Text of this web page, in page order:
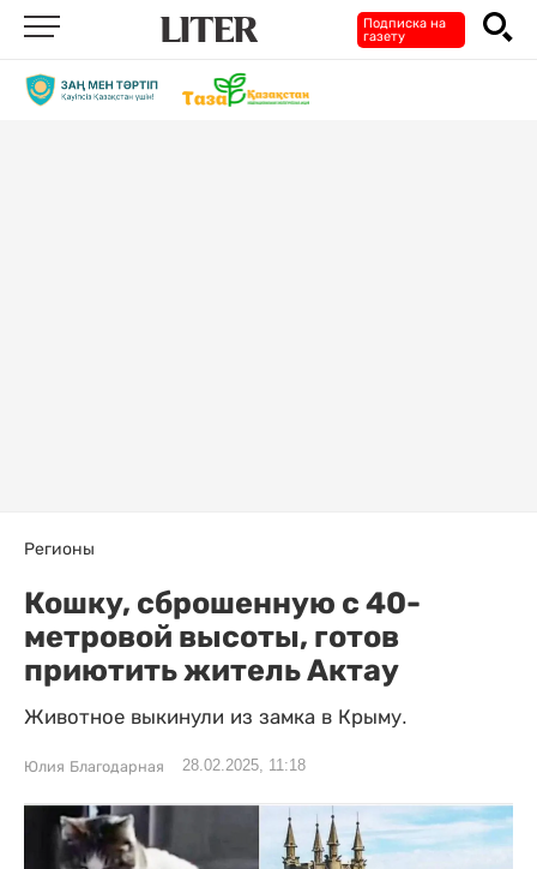
Подписка на
газету
Регионы
Кошку, сброшенную с 40-
метровой высоты, готов
приютить житель Актау
Животное выкинули из замка в Крыму.
Юлия Благодарная 28.02.2025, 11:18